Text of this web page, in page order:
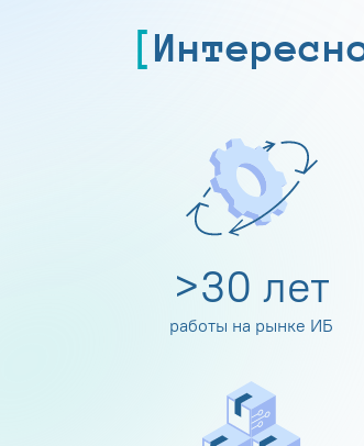
>30 лет
работы на рынке ИБ